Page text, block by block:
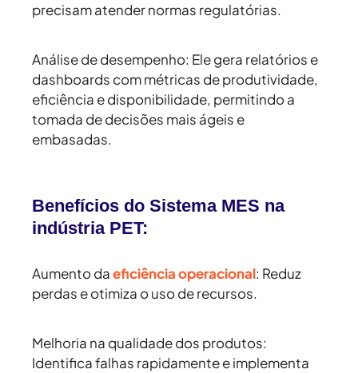
precisam atender normas regulatórias.
Análise de desempenho: Ele gera relatórios e
dashboards com métricas de produtividade,
eficiência e disponibilidade, permitindo a
tomada de decisões mais ágeis e
embasadas.
Benefícios do Sistema MES na
indústria PET:
Aumento daeficiência operacional: Reduz
perdas e otimiza o uso de recursos.
Melhoria na qualidade dos produtos:
Identifica falhas rapidamente e implementa